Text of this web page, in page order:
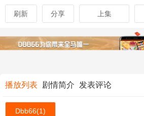
刷新 分享 上集
播放列表 剧情简介 发表评论
Dbb66(1)